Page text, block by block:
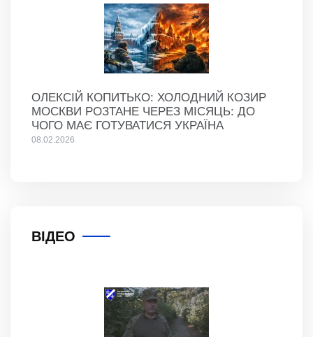
ОЛЕКСІЙ КОПИТЬКО: ХОЛОДНИЙ КОЗИР
МОСКВИ РОЗТАНЕ ЧЕРЕЗ МІСЯЦЬ: ДО
ЧОГО МАЄ ГОТУВАТИСЯ УКРАЇНА
08.02.2026
ВІДЕО